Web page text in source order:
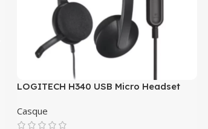
LOGITECH H340 USB Micro Headset
Casque